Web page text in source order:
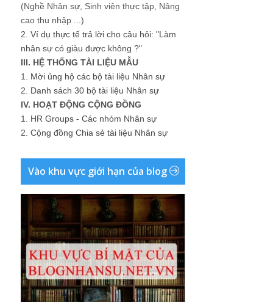
(Nghề Nhân sự, Sinh viên thực tập, Nâng
cao thu nhập ...)
2. Ví dụ thực tế trả lời cho câu hỏi: "Làm
nhân sự có giàu được không ?"
III. HỆ THỐNG TÀI LIỆU MẪU
1. Mời ủng hộ các bộ tài liệu Nhân sự
2. Danh sách 30 bộ tài liệu Nhân sự
IV. HOẠT ĐỘNG CỘNG ĐỒNG
1. HR Groups - Các nhóm Nhân sự
2. Cộng đồng Chia sẻ tài liệu Nhân sự
Vào khu vực giới hạn của blog